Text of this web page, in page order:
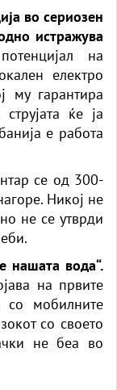
во сериозен
истражува
на
електро
му гарантира
ќе ја
е работа
се од 300-
Никој не
не се утврди
нашата вода“.
на првите
со мобилните
со своето
не беа во